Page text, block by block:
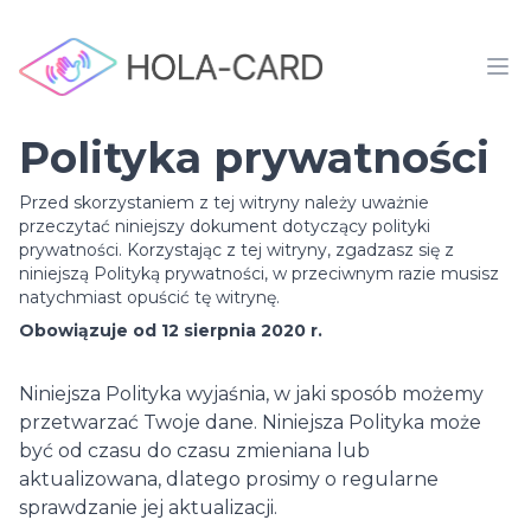
Polityka prywatności
Przed skorzystaniem z tej witryny należy uważnie
przeczytać niniejszy dokument dotyczący polityki
prywatności. Korzystając z tej witryny, zgadzasz się z
niniejszą Polityką prywatności, w przeciwnym razie musisz
natychmiast opuścić tę witrynę.
Obowiązuje od 12 sierpnia 2020 r.
Niniejsza Polityka wyjaśnia, w jaki sposób możemy
przetwarzać Twoje dane. Niniejsza Polityka może
być od czasu do czasu zmieniana lub
aktualizowana, dlatego prosimy o regularne
sprawdzanie jej aktualizacji.